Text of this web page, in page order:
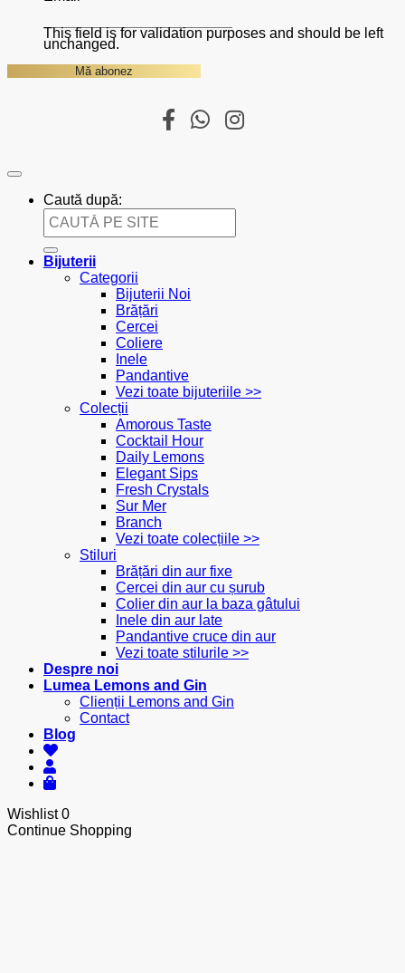
This field is for validation purposes and should be left
unchanged.
Caută după:
Bijuterii
Categorii
Bijuterii Noi
Brățări
Cercei
Coliere
Inele
Pandantive
Vezi toate bijuteriile >>
Colecții
Amorous Taste
Cocktail Hour
Daily Lemons
Elegant Sips
Fresh Crystals
Sur Mer
Branch
Vezi toate colecțiile >>
Stiluri
Brățări din aur fixe
Cercei din aur cu șurub
Colier din aur la baza gâtului
Inele din aur late
Pandantive cruce din aur
Vezi toate stilurile >>
Despre noi
Lumea Lemons and Gin
Clienții Lemons and Gin
Contact
Blog
Wishlist0
Continue Shopping